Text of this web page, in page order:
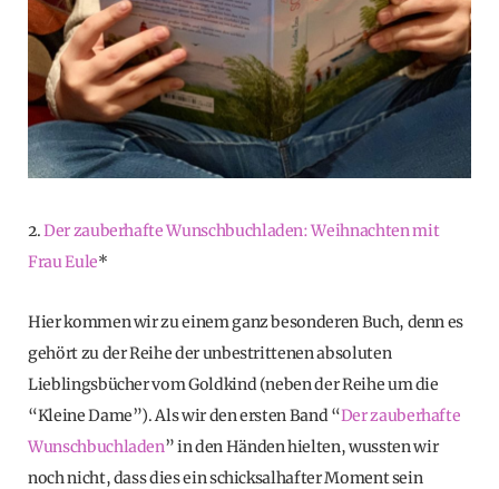
2.Der zauberhafte Wunschbuchladen: Weihnachten mit
Frau Eule*
Hier kommen wir zu einem ganz besonderen Buch, denn es
gehört zu der Reihe der unbestrittenen absoluten
Lieblingsbücher vom Goldkind (neben der Reihe um die
“Kleine Dame”). Als wir den ersten Band “Der zauberhafte
Wunschbuchladen” in den Händen hielten, wussten wir
noch nicht, dass dies ein schicksalhafter Moment sein